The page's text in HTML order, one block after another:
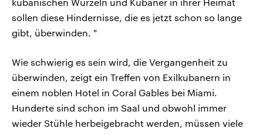
sollen diese Hindernisse, die es jetzt schon so lange
gibt, überwinden. "
Wie schwierig es sein wird, die Vergangenheit zu
überwinden, zeigt ein Treffen von Exilkubanern in
einem noblen Hotel in Coral Gables bei Miami.
Hunderte sind schon im Saal und obwohl immer
wieder Stühle herbeigebracht werden, müssen viele